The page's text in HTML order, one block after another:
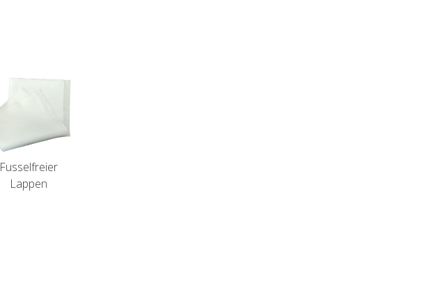
Fusselfreier
Lappen